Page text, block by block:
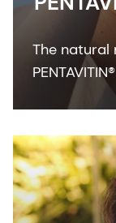
The natural
all facial